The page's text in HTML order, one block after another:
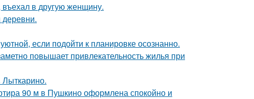
в другую женщину.
если подойти к планировке осознанно.
повышает привлекательность жилья при
Лыткарино.
90 м в Пушкино оформлена спокойно и